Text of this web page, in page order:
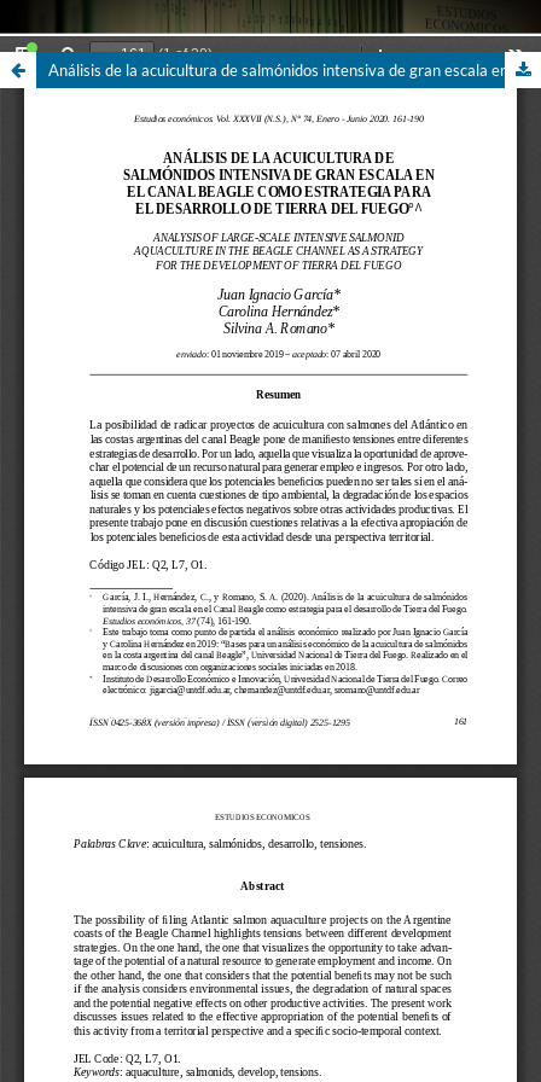
Análisis de la acuicultura de salmónidos intensiva de gran escala en el Canal Beagle como estrategia para el desarrollo de Tierra del Fuego